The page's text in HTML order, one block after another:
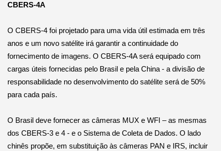
CBERS-4A
O CBERS-4 foi projetado para uma vida útil estimada em três
anos e um novo satélite irá garantir a continuidade do
fornecimento de imagens. O CBERS-4A será equipado com
cargas úteis fornecidas pelo Brasil e pela China - a divisão de
responsabilidade no desenvolvimento do satélite será de 50%
para cada país.
O Brasil deve fornecer as câmeras MUX e WFI – as mesmas
dos CBERS-3 e 4 - e o Sistema de Coleta de Dados. O lado
chinês propõe, em substituição às câmeras PAN e IRS, incluir